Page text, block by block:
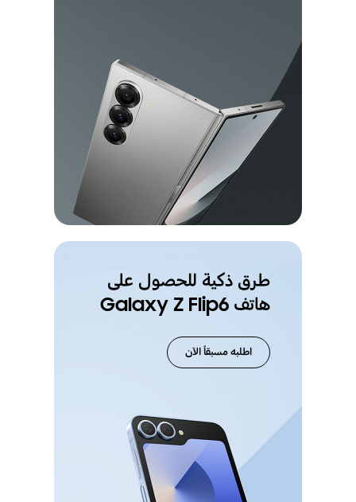
طرق ذكية للحصول على
هاتف Galaxy Z Flip6
اطلبه مسبقاً الآن